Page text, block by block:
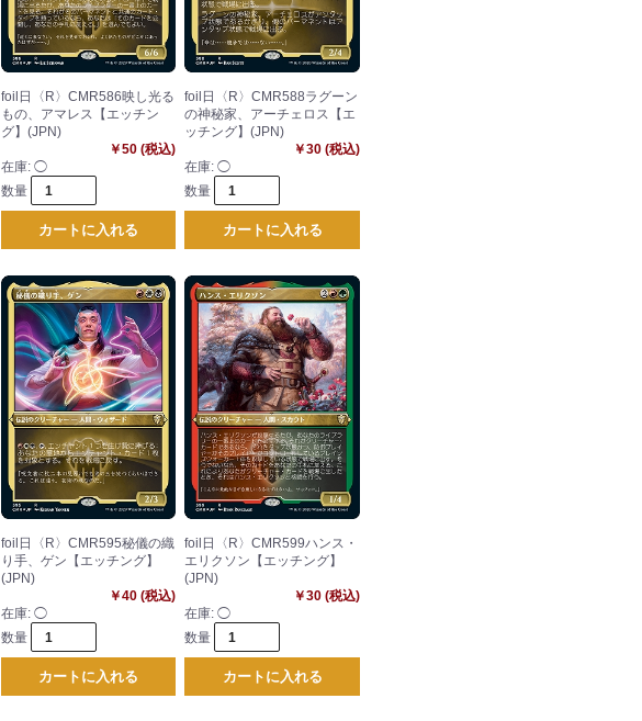
foil日〈R〉CMR586映し光る
もの、アマレス【エッチン
グ】(JPN)
￥50 (税込)
在庫: ◯
数量
カートに入れる
foil日〈R〉CMR588ラグーン
の神秘家、アーチェロス【エ
ッチング】(JPN)
￥30 (税込)
在庫:◯
数量
カートに入れる
foil日〈R〉CMR595秘儀の織
り手、ゲン【エッチング】
(JPN)
￥40 (税込)
在庫: ◯
数量
カートに入れる
foil日〈R〉CMR599ハンス・
エリクソン【エッチング】
(JPN)
￥30 (税込)
在庫:◯
数量
カートに入れる